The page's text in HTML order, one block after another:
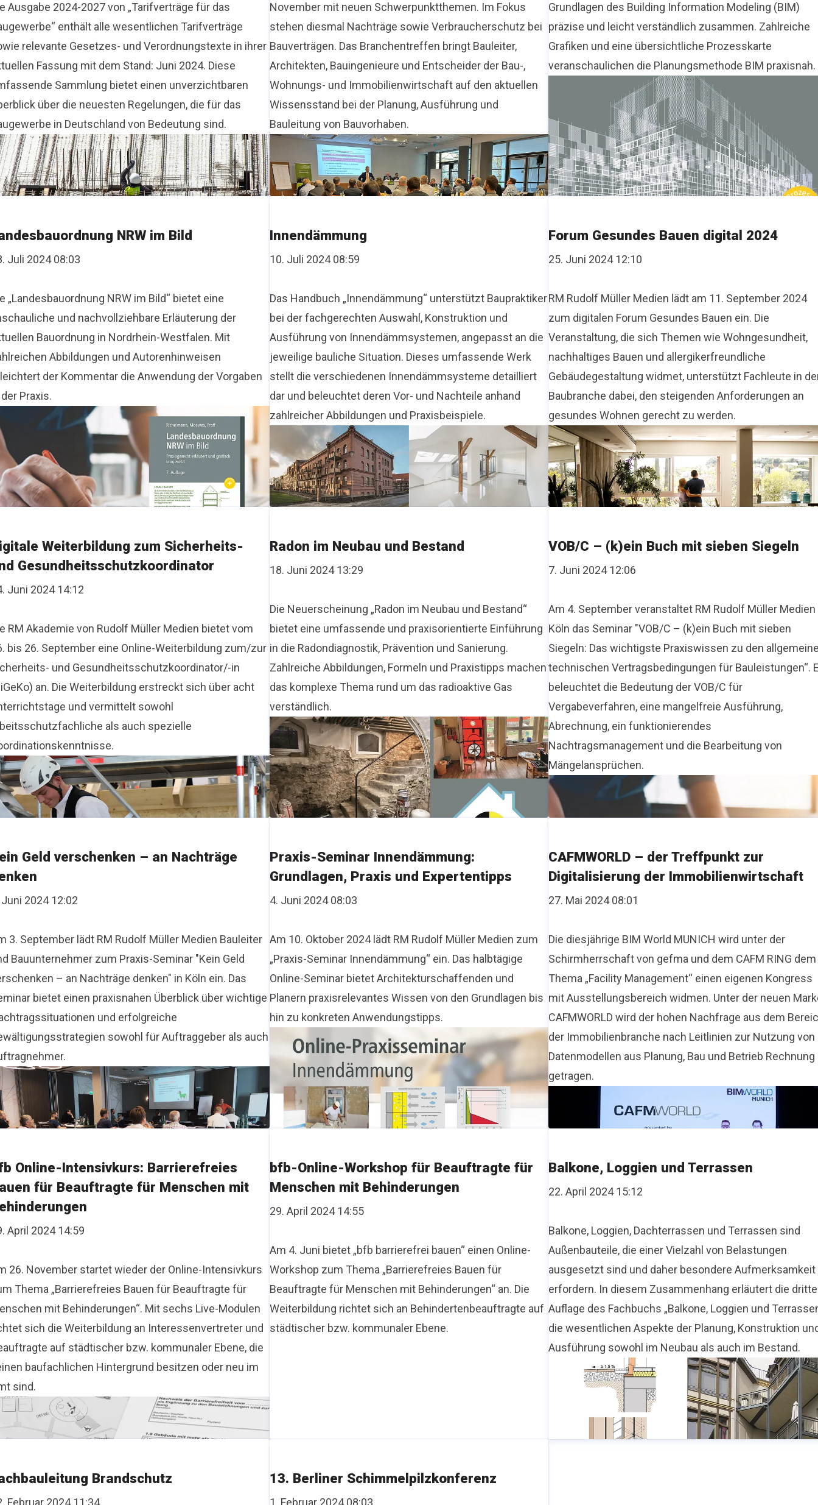
Ausgabe 2024-2027 von „Tarifverträge für das
enthält alle wesentlichen Tarifverträge
relevante Gesetzes- und Verordnungstexte in ihrer
Fassung mit dem Stand: Juni 2024. Diese
Sammlung bietet einen unverzichtbaren
über die neuesten Regelungen, die für das
in Deutschland von Bedeutung sind.
November mit neuen Schwerpunktthemen. Im Fokus
stehen diesmal Nachträge sowie Verbraucherschutz bei
Bauverträgen. Das Branchentreffen bringt Bauleiter,
Architekten, Bauingenieure und Entscheider der Bau-,
Wohnungs- und Immobilienwirtschaft auf den aktuellen
Wissensstand bei der Planung, Ausführung und
Bauleitung von Bauvorhaben.
Grundlagen des Building Information Modeling (BIM)
präzise und leicht verständlich zusammen. Zahlreiche
Grafiken und eine übersichtliche Prozesskarte
veranschaulichen die Planungsmethode BIM praxisnah.
NRW im Bild
Juli 2024 08:03
„Landesbauordnung NRW im Bild“ bietet eine
und nachvollziehbare Erläuterung der
Bauordnung in Nordrhein-Westfalen. Mit
Abbildungen und Autorenhinweisen
der Kommentar die Anwendung der Vorgaben
Praxis.
Innendämmung
10. Juli 2024 08:59
Das Handbuch „Innendämmung“ unterstützt Baupraktiker
bei der fachgerechten Auswahl, Konstruktion und
Ausführung von Innendämmsystemen, angepasst an die
jeweilige bauliche Situation. Dieses umfassende Werk
stellt die verschiedenen Innendämmsysteme detailliert
dar und beleuchtet deren Vor- und Nachteile anhand
zahlreicher Abbildungen und Praxisbeispiele.
Forum Gesundes Bauen digital 2024
25. Juni 2024 12:10
RM Rudolf Müller Medien lädt am 11. September 2024
zum digitalen Forum Gesundes Bauen ein. Die
Veranstaltung, die sich Themen wie Wohngesundheit,
nachhaltiges Bauen und allergikerfreundliche
Gebäudegestaltung widmet, unterstützt Fachleute in
Baubranche dabei, den steigenden Anforderungen an
gesundes Wohnen gerecht zu werden.
Weiterbildung zum Sicherheits-
Gesundheitsschutzkoordinator
Juni 2024 14:12
RM Akademie von Rudolf Müller Medien bietet vom
bis 26. September eine Online-Weiterbildung zum/zur
und Gesundheitsschutzkoordinator/-in
an. Die Weiterbildung erstreckt sich über acht
und vermittelt sowohl
als auch spezielle
Radon im Neubau und Bestand
18. Juni 2024 13:29
Die Neuerscheinung „Radon im Neubau und Bestand“
bietet eine umfassende und praxisorientierte Einführung
in die Radondiagnostik, Prävention und Sanierung.
Zahlreiche Abbildungen, Formeln und Praxistipps machen
das komplexe Thema rund um das radioaktive Gas
verständlich.
VOB/C – (k)ein Buch mit sieben Siegeln
7. Juni 2024 12:06
Am 4. September veranstaltet RM Rudolf Müller Medien
Köln das Seminar "VOB/C – (k)ein Buch mit sieben
Siegeln: Das wichtigste Praxiswissen zu den
technischen Vertragsbedingungen für Bauleistungen“.
beleuchtet die Bedeutung der VOB/C für
Vergabeverfahren, eine mangelfreie Ausführung,
Abrechnung, ein funktionierendes
Nachtragsmanagement und die Bearbeitung von
Mängelansprüchen.
Geld verschenken – an Nachträge
2024 12:02
3. September lädt RM Rudolf Müller Medien Bauleiter
Bauunternehmer zum Praxis-Seminar "Kein Geld
– an Nachträge denken" in Köln ein. Das
bietet einen praxisnahen Überblick über wichtige
und erfolgreiche
sowohl für Auftraggeber als auch
Praxis-Seminar Innendämmung:
Grundlagen, Praxis und Expertentipps
4. Juni 2024 08:03
Am 10. Oktober 2024 lädt RM Rudolf Müller Medien zum
„Praxis-Seminar Innendämmung“ ein. Das halbtägige
Online-Seminar bietet Architekturschaffenden und
Planern praxisrelevantes Wissen von den Grundlagen bis
hin zu konkreten Anwendungstipps.
CAFMWORLD – der Treffpunkt zur
Digitalisierung der Immobilienwirtschaft
27. Mai 2024 08:01
Die diesjährige BIM World MUNICH wird unter der
Schirmherrschaft von gefma und dem CAFM RING dem
Thema „Facility Management“ einen eigenen Kongress
mit Ausstellungsbereich widmen. Unter der neuen
CAFMWORLD wird der hohen Nachfrage aus dem
der Immobilienbranche nach Leitlinien zur Nutzung von
Datenmodellen aus Planung, Bau und Betrieb Rechnung
getragen.
Online-Intensivkurs: Barrierefreies
für Beauftragte für Menschen mit
April 2024 14:59
26. November startet wieder der Online-Intensivkurs
Thema „Barrierefreies Bauen für Beauftragte für
mit Behinderungen“. Mit sechs Live-Modulen
sich die Weiterbildung an Interessenvertreter und
auf städtischer bzw. kommunaler Ebene, die
baufachlichen Hintergrund besitzen oder neu im
sind.
bfb-Online-Workshop für Beauftragte für
Menschen mit Behinderungen
29. April 2024 14:55
Am 4. Juni bietet „bfb barrierefrei bauen“ einen Online-
Workshop zum Thema „Barrierefreies Bauen für
Beauftragte für Menschen mit Behinderungen“ an. Die
Weiterbildung richtet sich an Behindertenbeauftragte auf
städtischer bzw. kommunaler Ebene.
Balkone, Loggien und Terrassen
22. April 2024 15:12
Balkone, Loggien, Dachterrassen und Terrassen sind
Außenbauteile, die einer Vielzahl von Belastungen
ausgesetzt sind und daher besondere Aufmerksamkeit
erfordern. In diesem Zusammenhang erläutert die dritte
Auflage des Fachbuchs „Balkone, Loggien und
die wesentlichen Aspekte der Planung, Konstruktion
Ausführung sowohl im Neubau als auch im Bestand.
Brandschutz
Februar 2024 11:34
13. Berliner Schimmelpilzkonferenz
1. Februar 2024 08:03